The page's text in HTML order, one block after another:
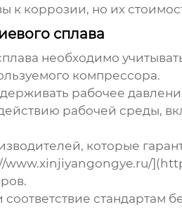
коррозии, но их
сплава
необходимо
компрессора.
рабочее
рабочей среды,
которые
стандартам